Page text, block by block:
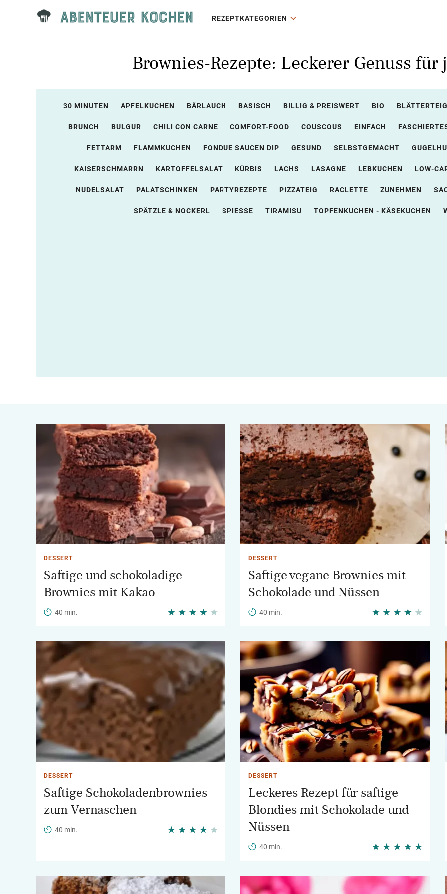
REZEPTKATEGORIEN
Brownies-Rezepte: Leckerer Genuss für
30 MINUTEN APFELKUCHEN BÄRLAUCH BASISCH BILLIG & PREISWERT BIO BLÄTTERTEIG
BRUNCH BULGUR CHILI CON CARNE COMFORT-FOOD COUSCOUS EINFACH
FETTARM FLAMMKUCHEN FONDUE SAUCEN DIP GESUND SELBSTGEMACHT
KAISERSCHMARRN KARTOFFELSALAT KÜRBIS LACHS LASAGNE LEBKUCHEN LOW-
NUDELSALAT PALATSCHINKEN PARTYREZEPTE PIZZATEIG RACLETTE ZUNEHMEN
SPÄTZLE & NOCKERL SPIESSE TIRAMISU TOPFENKUCHEN - KÄSEKUCHEN
DESSERT
Saftige und schokoladige
Brownies mit Kakao
40 min.
DESSERT
Saftige vegane Brownies mit
Schokolade und Nüssen
40 min.
DESSERT
Saftige Schokoladenbrownies
zum Vernaschen
40 min.
DESSERT
Leckeres Rezept für saftige
Blondies mit Schokolade und
Nüssen
40 min.